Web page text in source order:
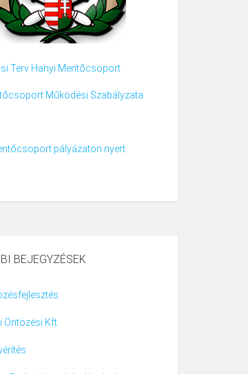
Terv Hanyi Mentőcsoport
Működési Szabályzata
pályázaton nyert
BEJEGYZÉSEK
Kft.